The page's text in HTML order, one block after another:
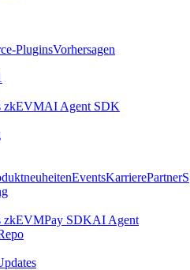
PluginsVorhersagen
zkEVMAI Agent SDK
EventsKarrierePartnerS
zkEVMPay SDKAI Agent